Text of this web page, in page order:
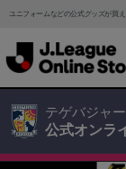
ユニフォームなどの公式グッズが買え
テゲバジャ
公式オンラ